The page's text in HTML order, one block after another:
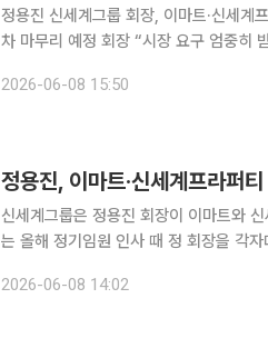
정용진 신세계그룹 회장, 이마트·신세계
차 마무리 예정 회장 “시장 요구 엄중히
팅 논란으로 대국민 사과에 나섰던 정용
2026-06-08 15:50
정용진, 이마트·신세계프라퍼
신세계그룹은 정용진 회장이 이마트와 신
는 올해 정기임원 인사 때 정 회장을 각
기이사 선임안을 통과시키는 절차를 밟을
2026-06-08 14:02